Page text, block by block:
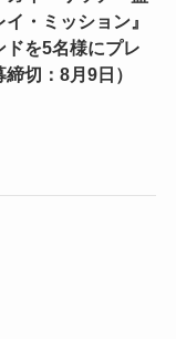
・ミッション』
ドを5名様にプレ
切：8月9日）